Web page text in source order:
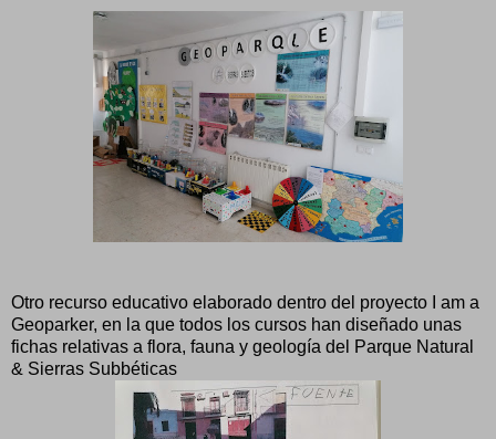
Otro recurso educativo elaborado dentro del proyecto I am a
Geoparker, en la que todos los cursos han diseñado unas
fichas relativas a flora, fauna y geología del Parque Natural
& Sierras Subbéticas